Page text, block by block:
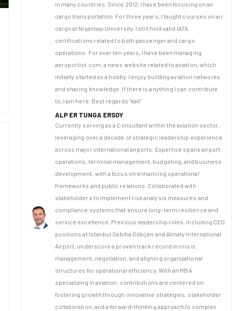
in many countries. Since 2012, I have been focusing on air
cargo transportation. For three years, I taught courses on air
cargo at Nişantaşı University. I still hold valid IATA
certifications related to both passenger and cargo
operations. For over ten years, I have been managing
aeroportist.com, a news website related to aviation, which
initially started as a hobby. I enjoy building aviation networks
and sharing knowledge. If there is anything I can contribute
to, I am here. Best regards "kali"
ALP ER TUNGA ERSOY
Currently serving as a Consultant within the aviation sector,
leveraging over a decade of strategic leadership experience
across major international airports. Expertise spans airport
operations, terminal management, budgeting, and business
development, with a focus on enhancing operational
frameworks and public relations. Collaborated with
stakeholders to implement risk analysis measures and
compliance systems that ensure long-term resilience and
service excellence. Previous leadership roles, including CEO
positions at Istanbul Sabiha Gökçen and Almaty International
Airport, underscore a proven track record in crisis
management, negotiation, and aligning organizational
structures for operational efficiency. With an MBA
specializing in aviation, contributions are centered on
fostering growth through innovative strategies, stakeholder
collaboration, and a forward-thinking approach to complex